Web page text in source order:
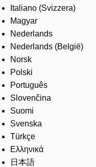
Italiano (Svizzera)
Magyar
Nederlands
Nederlands (België)
Norsk
Polski
Português
Slovenčina
Suomi
Svenska
Türkçe
Ελληνικά
日本語